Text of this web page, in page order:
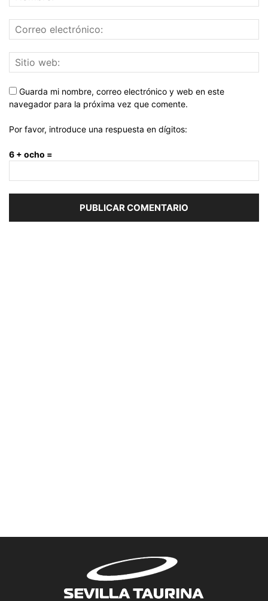
Guarda mi nombre, correo electrónico y web en este
navegador para la próxima vez que comente.
Por favor, introduce una respuesta en dígitos:
6 + ocho =